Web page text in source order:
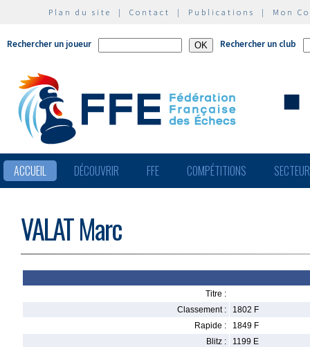
Plan du site | Contact | Publications | Mon
Rechercher un joueur Rechercher un club
ACCUEIL DÉCOUVRIR FFE COMPÉTITIONS
VALAT Marc
Titre :
Classement :
1802 F
Rapide :
1849 F
Blitz :
1199 E